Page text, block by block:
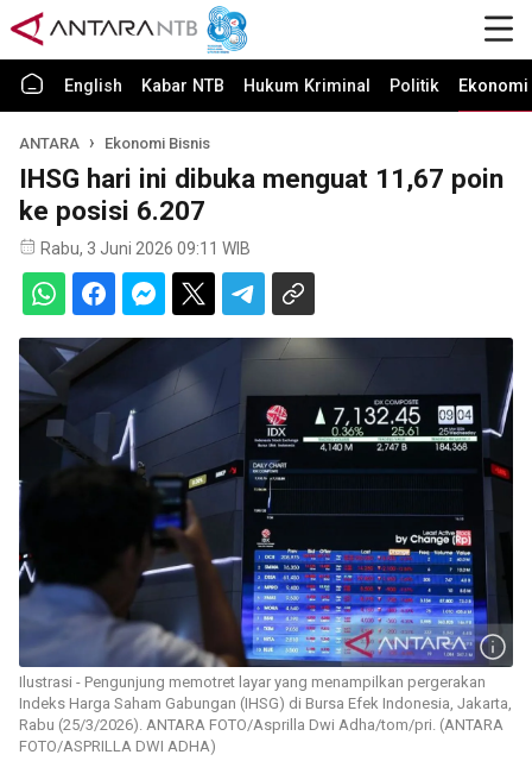
English Kabar NTB Hukum Kriminal Politik
ANTARA Ekonomi Bisnis
IHSG hari ini dibuka menguat 11,67 poin
ke posisi 6.207
Rabu, 3 Juni 2026 09:11 WIB
Ilustrasi - Pengunjung memotret layar yang menampilkan pergerakan
Indeks Harga Saham Gabungan (IHSG) di Bursa Efek Indonesia, Jakarta,
Rabu (25/3/2026). ANTARA FOTO/Asprilla Dwi Adha/tom/pri. (ANTARA
FOTO/ASPRILLA DWI ADHA)